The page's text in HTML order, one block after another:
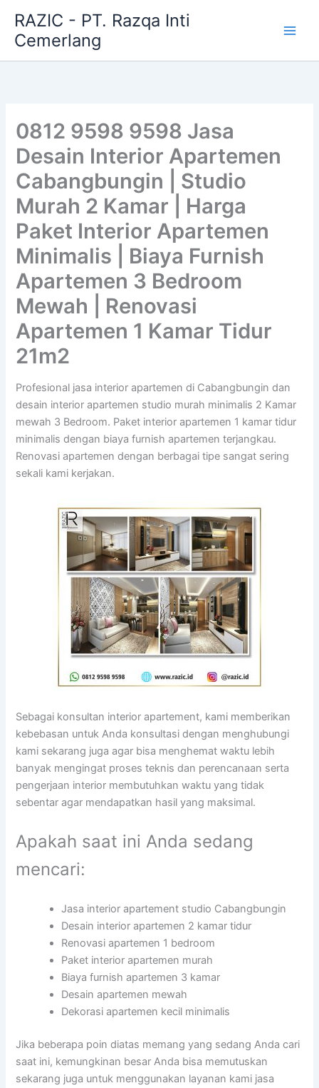
content
RAZIC - PT. Razqa Inti
Cemerlang
0812 9598 9598 Jasa
Desain Interior Apartemen
Cabangbungin | Studio
Murah 2 Kamar | Harga
Paket Interior Apartemen
Minimalis | Biaya Furnish
Apartemen 3 Bedroom
Mewah | Renovasi
Apartemen 1 Kamar Tidur
21m2
Profesional jasa interior apartemen di Cabangbungin dan
desain interior apartemen studio murah minimalis 2 Kamar
mewah 3 Bedroom. Paket interior apartemen 1 kamar tidur
minimalis dengan biaya furnish apartemen terjangkau.
Renovasi apartemen dengan berbagai tipe sangat sering
sekali kami kerjakan.
Sebagai konsultan interior apartement, kami memberikan
kebebasan untuk Anda konsultasi dengan menghubungi
kami sekarang juga agar bisa menghemat waktu lebih
banyak mengingat proses teknis dan perencanaan serta
pengerjaan interior membutuhkan waktu yang tidak
sebentar agar mendapatkan hasil yang maksimal.
Apakah saat ini Anda sedang
mencari:
Jasa interior apartement studio Cabangbungin
Desain interior apartemen 2 kamar tidur
Renovasi apartemen 1 bedroom
Paket interior apartemen murah
Biaya furnish apartemen 3 kamar
Desain apartemen mewah
Dekorasi apartemen kecil minimalis
Jika beberapa poin diatas memang yang sedang Anda cari
saat ini, kemungkinan besar Anda bisa memutuskan
sekarang juga untuk menggunakan layanan kami jasa